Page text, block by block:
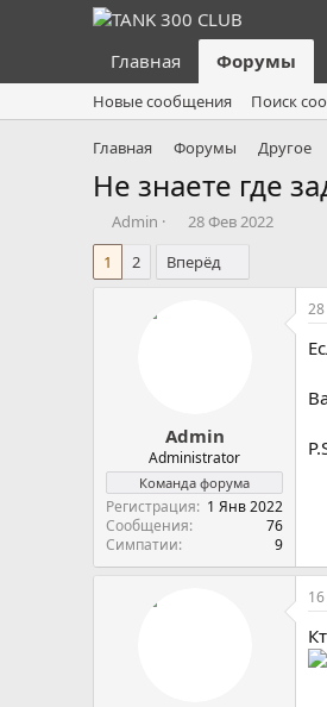
Главная Форумы
Новые сообщения Поиск
Главная Форумы Другое
Не знаете где
А
в
о
Admin
Д
т
а
28 Фев 2022
1
2 Вперёд
Admin
Administrator
Команда форума
Регистрация
1 Янв 2022
Сообщения
76
Симпатии
9